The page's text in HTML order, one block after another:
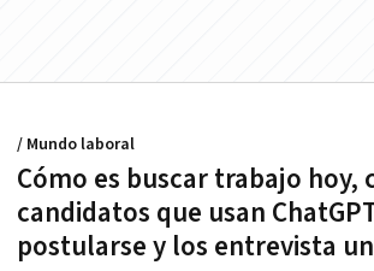
Cómo es buscar trabajo hoy,
candidatos que usan
postularse y los entrevista
/ Mundo laboral